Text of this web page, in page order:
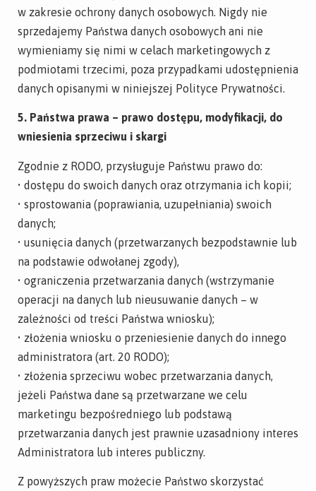
w zakresie ochrony danych osobowych. Nigdy nie
sprzedajemy Państwa danych osobowych ani nie
wymieniamy się nimi w celach marketingowych z
podmiotami trzecimi, poza przypadkami udostępnienia
danych opisanymi w niniejszej Polityce Prywatności.
5. Państwa prawa – prawo dostępu, modyfikacji, do
wniesienia sprzeciwu i skargi
Zgodnie z RODO, przysługuje Państwu prawo do:
• dostępu do swoich danych oraz otrzymania ich kopii;
• sprostowania (poprawiania, uzupełniania) swoich
danych;
• usunięcia danych (przetwarzanych bezpodstawnie lub
na podstawie odwołanej zgody),
• ograniczenia przetwarzania danych (wstrzymanie
operacji na danych lub nieusuwanie danych – w
zależności od treści Państwa wniosku);
• złożenia wniosku o przeniesienie danych do innego
administratora (art. 20 RODO);
• złożenia sprzeciwu wobec przetwarzania danych,
jeżeli Państwa dane są przetwarzane we celu
marketingu bezpośredniego lub podstawą
przetwarzania danych jest prawnie uzasadniony interes
Administratora lub interes publiczny.
Z powyższych praw możecie Państwo skorzystać